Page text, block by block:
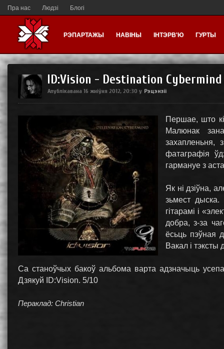
Пра нас Людзі Блогі
РЭПАРТАЖЫ НАВІНЫ ІНТЭРВ'Ю ГУРТЫ
ID:Vision - Destination Cybermind
Апублікавана 16 жніўня 2012, 20:30 у Рэцэнзіі
Першае, што
Малюнак
захапленьня,
фатаграфія
гармануе з
Як ні дзіўна,
зьмест
гітарамі і
добра, з-за
ёсьць пэўная
Вакал і
Са станоўчых бакоў альбома варта адзначыць
Дзякуй ID:Vision. 5/10
Пераклад: Christian